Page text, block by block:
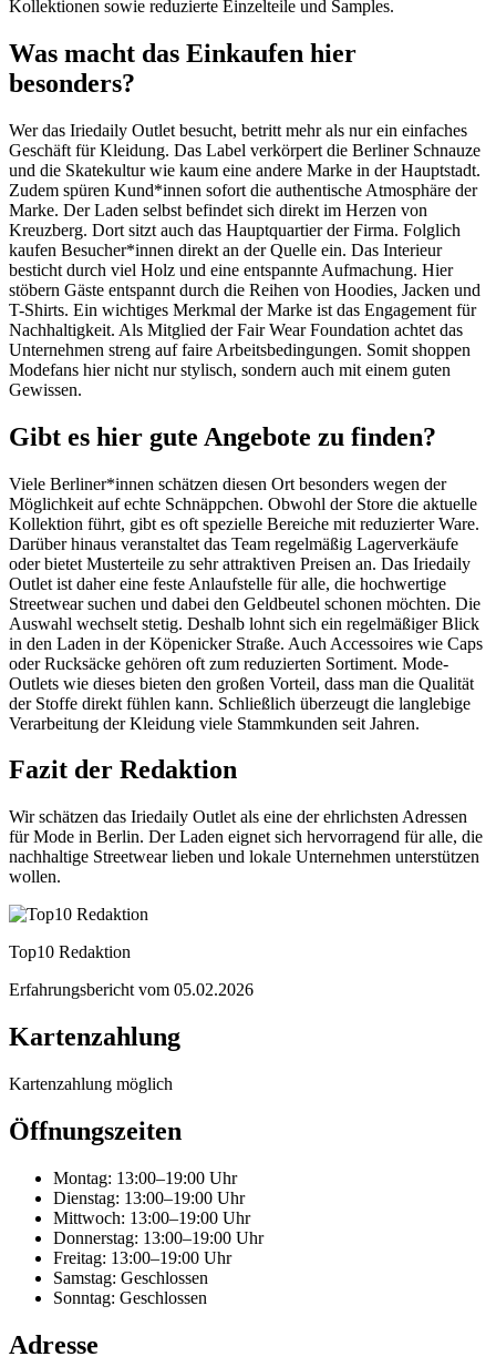
Kollektionen sowie reduzierte Einzelteile und Samples.
Was macht das Einkaufen hier
besonders?
Wer das Iriedaily Outlet besucht, betritt mehr als nur ein einfaches
Geschäft für Kleidung. Das Label verkörpert die Berliner Schnauze
und die Skatekultur wie kaum eine andere Marke in der Hauptstadt.
Zudem spüren Kund*innen sofort die authentische Atmosphäre der
Marke. Der Laden selbst befindet sich direkt im Herzen von
Kreuzberg. Dort sitzt auch das Hauptquartier der Firma. Folglich
kaufen Besucher*innen direkt an der Quelle ein. Das Interieur
besticht durch viel Holz und eine entspannte Aufmachung. Hier
stöbern Gäste entspannt durch die Reihen von Hoodies, Jacken und
T-Shirts. Ein wichtiges Merkmal der Marke ist das Engagement für
Nachhaltigkeit. Als Mitglied der Fair Wear Foundation achtet das
Unternehmen streng auf faire Arbeitsbedingungen. Somit shoppen
Modefans hier nicht nur stylisch, sondern auch mit einem guten
Gewissen.
Gibt es hier gute Angebote zu finden?
Viele Berliner*innen schätzen diesen Ort besonders wegen der
Möglichkeit auf echte Schnäppchen. Obwohl der Store die aktuelle
Kollektion führt, gibt es oft spezielle Bereiche mit reduzierter Ware.
Darüber hinaus veranstaltet das Team regelmäßig Lagerverkäufe
oder bietet Musterteile zu sehr attraktiven Preisen an. Das Iriedaily
Outlet ist daher eine feste Anlaufstelle für alle, die hochwertige
Streetwear suchen und dabei den Geldbeutel schonen möchten. Die
Auswahl wechselt stetig. Deshalb lohnt sich ein regelmäßiger Blick
in den Laden in der Köpenicker Straße. Auch Accessoires wie Caps
oder Rucksäcke gehören oft zum reduzierten Sortiment. Mode-
Outlets wie dieses bieten den großen Vorteil, dass man die Qualität
der Stoffe direkt fühlen kann. Schließlich überzeugt die langlebige
Verarbeitung der Kleidung viele Stammkunden seit Jahren.
Fazit der Redaktion
Wir schätzen das Iriedaily Outlet als eine der ehrlichsten Adressen
für Mode in Berlin. Der Laden eignet sich hervorragend für alle, die
nachhaltige Streetwear lieben und lokale Unternehmen unterstützen
wollen.
Top10 Redaktion
Erfahrungsbericht vom 05.02.2026
Kartenzahlung
Kartenzahlung möglich
Öffnungszeiten
Montag: 13:00–19:00 Uhr
Dienstag: 13:00–19:00 Uhr
Mittwoch: 13:00–19:00 Uhr
Donnerstag: 13:00–19:00 Uhr
Freitag: 13:00–19:00 Uhr
Samstag: Geschlossen
Sonntag: Geschlossen
Adresse